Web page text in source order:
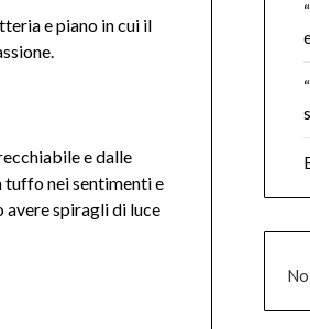
e piano in cui il
e dalle
tuffo nei sentimenti e
avere spiragli di luce